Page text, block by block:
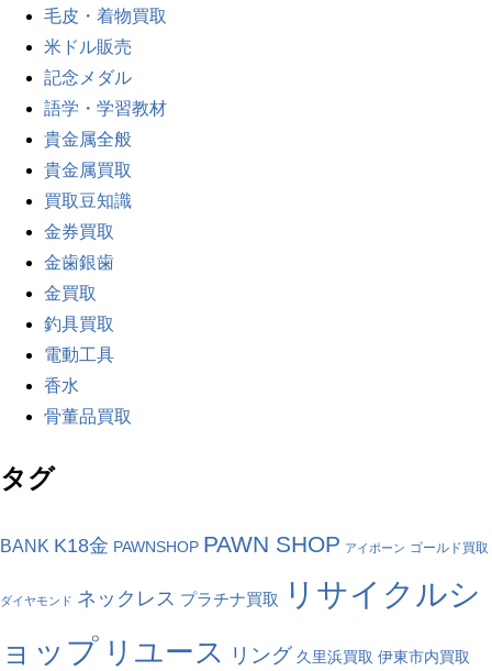
毛皮・着物買取
米ドル販売
記念メダル
語学・学習教材
貴金属全般
貴金属買取
買取豆知識
金券買取
金歯銀歯
金買取
釣具買取
電動工具
香水
骨董品買取
タグ
BANK K18金 PAWNSHOP PAWN SHOP アイポーン ゴールド買取
ダイヤモンド ネックレス プラチナ買取
リサイクルシ
ョップ リユース リング 久里浜買取 伊東市内買取